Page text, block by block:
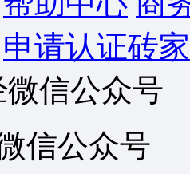
申请认证砖家
信公众号